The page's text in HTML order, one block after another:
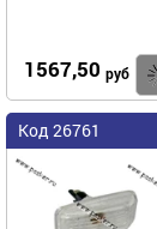
1567,50 руб
Код 26761